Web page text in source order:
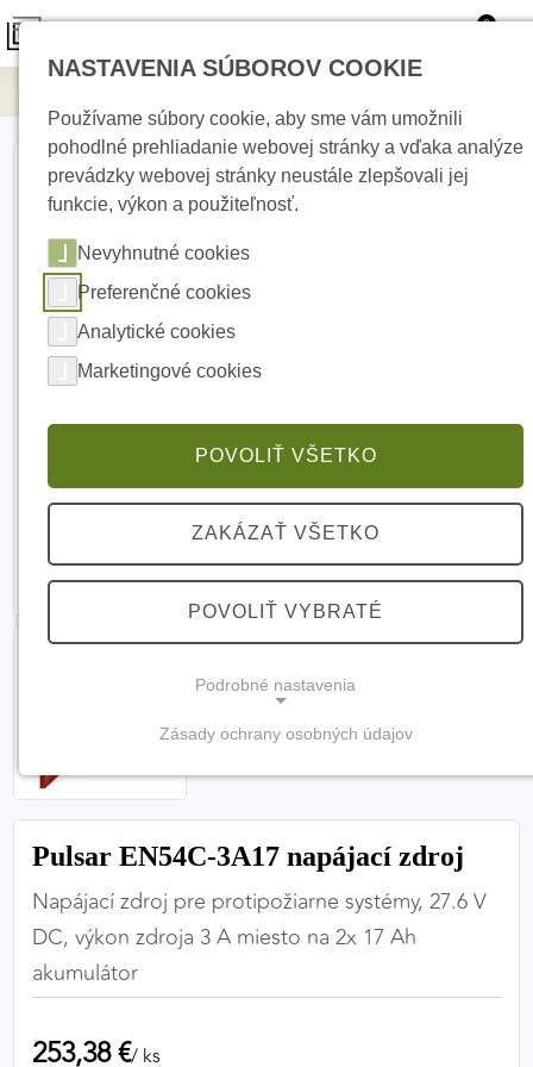
0
Pulsar EN54C-3A17 napájací zdroj
Napájací zdroj pre protipožiarne systémy, 27.6 V
DC, výkon zdroja 3 A miesto na 2x 17 Ah
akumulátor
253,38 €/ ks
NASTAVENIA SÚBOROV COOKIE
Používame súbory cookie, aby sme vám umožnili
pohodlné prehliadanie webovej stránky a vďaka analýze
prevádzky webovej stránky neustále zlepšovali jej
funkcie, výkon a použiteľnosť.
Nevyhnutné cookies
Preferenčné cookies
Analytické cookies
Marketingové cookies
POVOLIŤ VŠETKO
ZAKÁZAŤ VŠETKO
POVOLIŤ VYBRATÉ
Podrobné nastavenia
webovej stránky a bez nich by nebolo možné
zabezpečiť jej plnú funkčnosť.
Nevyhnutné cookies
PREFERENČNÉ COOKIES
Zásady ochrany osobných údajov